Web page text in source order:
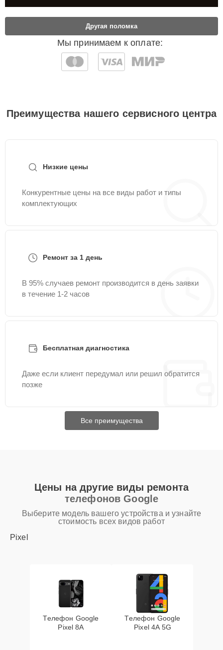
Мы принимаем к оплате:
Другая поломка
Преимущества нашего сервисного центра
Низкие цены
Конкурентные цены на все виды работ и типы
комплектующих
Ремонт за 1 день
В 95% случаев ремонт производится в день заявки
в течение 1-2 часов
Бесплатная диагностика
Даже если клиент передумал или решил обратится
позже
Все преимущества
Цены на другие виды ремонта
телефонов Google
Выберите модель вашего устройства и узнайте
стоимость всех видов работ
Pixel
Телефон Google
Pixel 8A
Телефон Google
Pixel 4A 5G